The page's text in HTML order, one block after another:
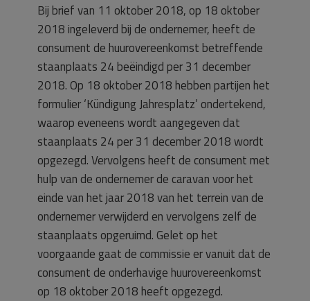
Bij brief van 11 oktober 2018, op 18 oktober
2018 ingeleverd bij de ondernemer, heeft de
consument de huurovereenkomst betreffende
staanplaats 24 beëindigd per 31 december
2018. Op 18 oktober 2018 hebben partijen het
formulier ‘Kündigung Jahresplatz’ ondertekend,
waarop eveneens wordt aangegeven dat
staanplaats 24 per 31 december 2018 wordt
opgezegd. Vervolgens heeft de consument met
hulp van de ondernemer de caravan voor het
einde van het jaar 2018 van het terrein van de
ondernemer verwijderd en vervolgens zelf de
staanplaats opgeruimd. Gelet op het
voorgaande gaat de commissie er vanuit dat de
consument de onderhavige huurovereenkomst
op 18 oktober 2018 heeft opgezegd.